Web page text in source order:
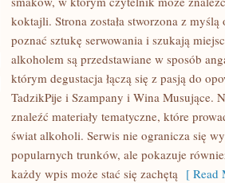
PIWA
ŚWIATA
koktajli. Strona została stworzona z
poznać sztukę serwowania i szukają
alkoholem są przedstawiane w sposób
którym degustacja łączą się z pasją do
TadzikPije i Szampany i Wina Musujące.
znaleźć materiały tematyczne, które
świat alkoholi. Serwis nie ogranicza się
popularnych trunków, ale pokazuje
każdy wpis może stać się zachętą [ Read